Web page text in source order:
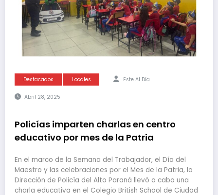
Destacados Locales Este Al Día
Abril 28, 2025
Policías imparten charlas en centro
educativo por mes de la Patria
En el marco de la Semana del Trabajador, el Día del
Maestro y las celebraciones por el Mes de la Patria, la
Dirección de Policía del Alto Paraná llevó a cabo una
charla educativa en el Colegio British School de Ciudad